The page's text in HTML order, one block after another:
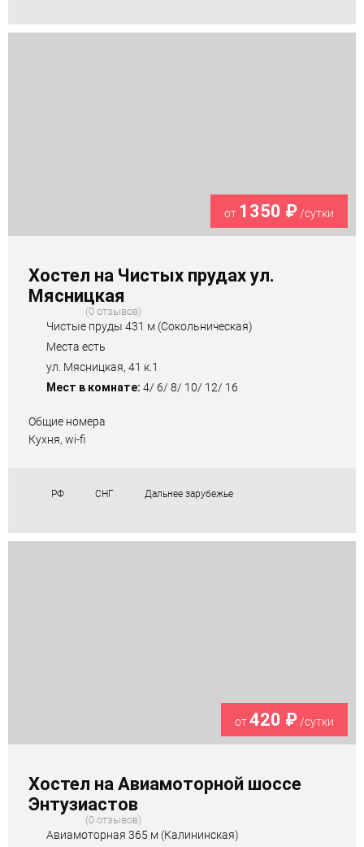
от 1350 ₽/сутки
Хостел на Чистых прудах ул.
Мясницкая
0 отзывов
Чистые пруды 431 м (Сокольническая)
Места есть
ул. Мясницкая, 41 к.1
Мест в комнате: 4/ 6/ 8/ 10/ 12/ 16
Общие номера
Кухня, wi-fi
РФ СНГ Дальнее зарубежье
от420 ₽/сутки
Хостел на Авиамоторной шоссе
Энтузиастов
0 отзывов
Авиамоторная 365 м (Калининская)